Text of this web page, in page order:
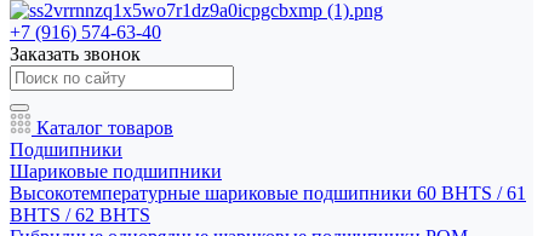
+7 (916) 574-63-40
Заказать звонок
Каталог товаров
Подшипники
Шариковые подшипники
Высокотемпературные шариковые подшипники 60 BHTS / 61
BHTS / 62 BHTS